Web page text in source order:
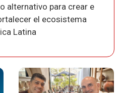
alternativo para crear e
el ecosistema
Latina